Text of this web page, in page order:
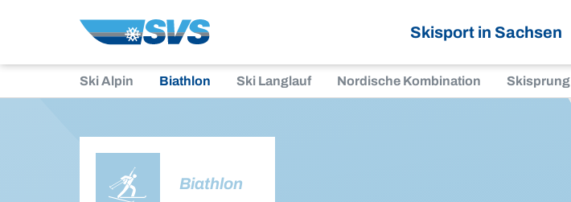
Skisport in Sachsen
Ski Alpin Biathlon Ski Langlauf Nordische Kombination Skisprung
Biathlon